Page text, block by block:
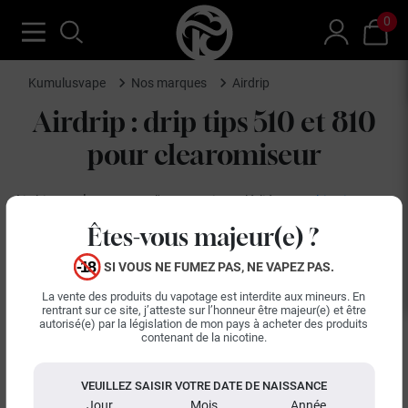
Êtes-vous majeur(e) ?
SI VOUS NE FUMEZ PAS, NE VAPEZ PAS.
La vente des produits du vapotage est interdite aux mineurs. En
rentrant sur ce site, j’atteste sur l’honneur être majeur(e) et être
autorisé(e) par la législation de mon pays à acheter des produits
contenant de la nicotine.
VEUILLEZ SAISIR VOTRE DATE DE NAISSANCE
0
Kumulusvape Nos marques Airdrip
Airdrip : drip tips 510 et 810
pour clearomiseur
Airdrip est la marque d'accessoires dédiée auxdrip tipspour
cigarette électronique. La gamme comprend des drip tips 510
et 810, conçus pour personnaliser l'esthétique et le confort
d'inhalation des clearomiseurs et atomiseurs. Ces embouts
buccaux sont disponibles dans une variété de styles et de
couleurs, offrant des options pour modifier l'apparence du
matériel et adapter le tirage.
Le Drip Tip 810 M349 et le Drip Tip 810 M450 figurent parmi